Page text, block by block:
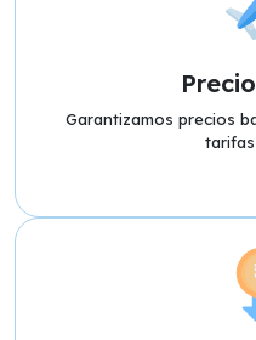
Garantizamos precios